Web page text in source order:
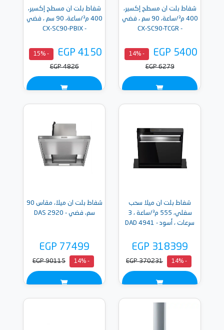
شفاط بلت ان مسطح إكسير،
400 م³/ساعة، 90 سم ، فضي
- CX-SC90-TCGR
EGP 5400
- 14%
EGP 6279
شفاط بلت ان مسطح إكسير،
400 م³/ساعة، 90 سم ، فضي
- CX-SC90-PBIX
EGP 4150
- 15%
EGP 4826
شفاط بلت ان ميلا سحب
سفلي، 555 م³/ساعة ، 3
سرعات ، أسود - DAD 4941
EGP 318399
- 14%
EGP 370231
شفاط بلت ان ميلا، مقاس 90
سم، فضي - DAS 2920
EGP 77499
- 14%
EGP 90115